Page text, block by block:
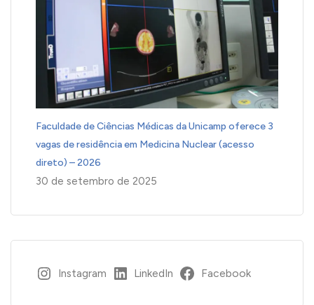
Faculdade de Ciências Médicas da Unicamp oferece 3
vagas de residência em Medicina Nuclear (acesso
direto) – 2026
30 de setembro de 2025
Instagram LinkedIn Facebook